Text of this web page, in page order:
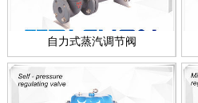
自力式蒸汽调节阀